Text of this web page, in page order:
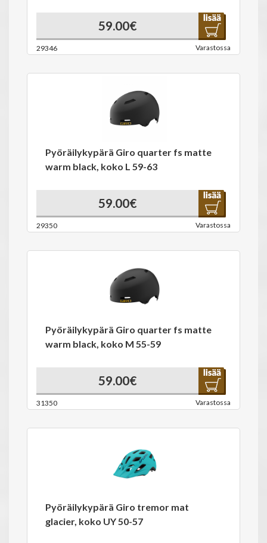
59.00€
29346 Varastossa
Pyöräilykypärä Giro quarter fs matte
warm black, koko L 59-63
59.00€
29350 Varastossa
Pyöräilykypärä Giro quarter fs matte
warm black, koko M 55-59
59.00€
31350 Varastossa
Pyöräilykypärä Giro tremor mat
glacier, koko UY 50-57